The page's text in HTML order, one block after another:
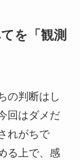
を「観測
の判断はし
回はダメだ
れがちで
る上で、感